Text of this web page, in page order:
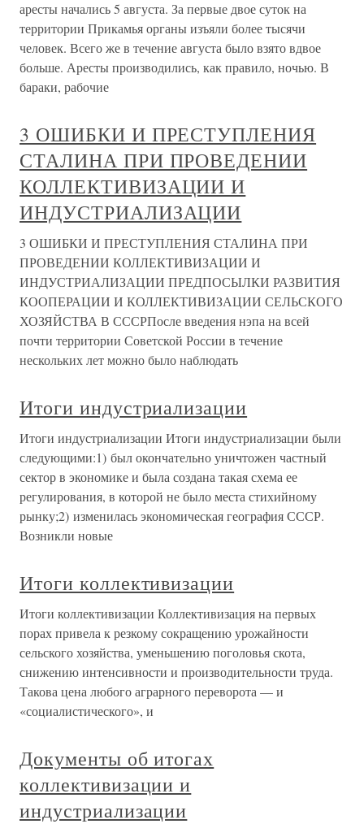
аресты начались 5 августа. За первые двое суток на
территории Прикамья органы изъяли более тысячи
человек. Всего же в течение августа было взято вдвое
больше. Аресты производились, как правило, ночью. В
бараки, рабочие
3 ОШИБКИ И ПРЕСТУПЛЕНИЯ
СТАЛИНА ПРИ ПРОВЕДЕНИИ
КОЛЛЕКТИВИЗАЦИИ И
ИНДУСТРИАЛИЗАЦИИ
3 ОШИБКИ И ПРЕСТУПЛЕНИЯ СТАЛИНА ПРИ
ПРОВЕДЕНИИ КОЛЛЕКТИВИЗАЦИИ И
ИНДУСТРИАЛИЗАЦИИ ПРЕДПОСЫЛКИ РАЗВИТИЯ
КООПЕРАЦИИ И КОЛЛЕКТИВИЗАЦИИ СЕЛЬСКОГО
ХОЗЯЙСТВА В СССРПосле введения нэпа на всей
почти территории Советской России в течение
нескольких лет можно было наблюдать
Итоги индустриализации
Итоги индустриализации Итоги индустриализации были
следующими:1) был окончательно уничтожен частный
сектор в экономике и была создана такая схема ее
регулирования, в которой не было места стихийному
рынку;2) изменилась экономическая география СССР.
Возникли новые
Итоги коллективизации
Итоги коллективизации Коллективизация на первых
порах привела к резкому сокращению урожайности
сельского хозяйства, уменьшению поголовья скота,
снижению интенсивности и производительности труда.
Такова цена любого аграрного переворота — и
«социалистического», и
Документы об итогах
коллективизации и
индустриализации